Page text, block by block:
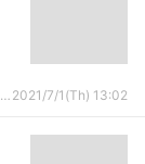
乃木通☆世界最速！乃木坂46欅坂46日向坂46速報まとめ 2021/7/1(Th) 13:02